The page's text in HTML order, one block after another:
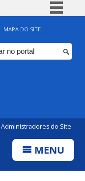
Simplifique!
Comunica BR
Participe
MAPA DO SITE
Administradores do Site
MENU